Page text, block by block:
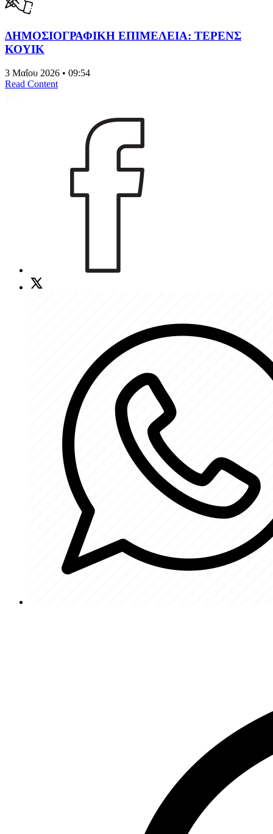
ΔΗΜΟΣΙΟΓΡΑΦΙΚΗ ΕΠΙΜΕΛΕΙΑ: ΤΕΡΕΝΣ
ΚΟΥΙΚ
3 Μαΐου 2026 • 09:54
Read Content